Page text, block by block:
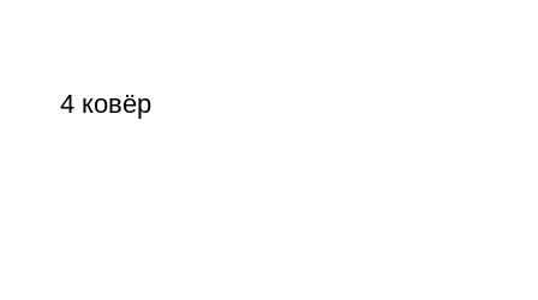
4 ковёр